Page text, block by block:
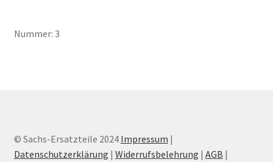
Nummer: 3
© Sachs-Ersatzteile 2024 Impressum |
Datenschutzerklärung | Widerrufsbelehrung | AGB |